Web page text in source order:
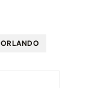
ORLANDO